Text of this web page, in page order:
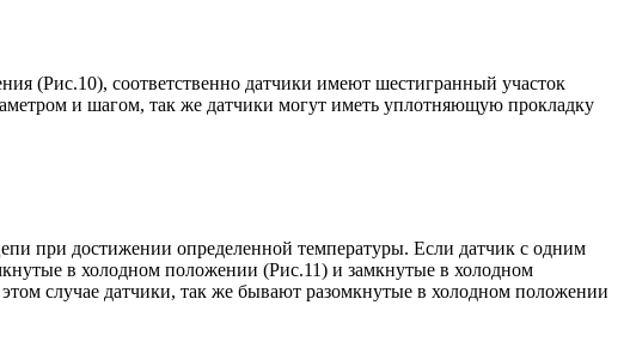
(Рис.10), соответственно датчики имеют шестигранный участок
и шагом, так же датчики могут иметь уплотняющую прокладку
при достижении определенной температуры. Если датчик с одним
в холодном положении (Рис.11) и замкнутые в холодном
случае датчики, так же бывают разомкнутые в холодном положении